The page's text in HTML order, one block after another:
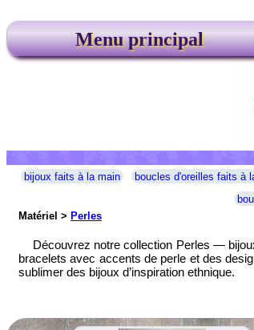
Menu principal
bijoux faits à la main boucles d'oreilles faits à
Matériel > Perles
Découvrez notre collection Perles —
bracelets avec accents de perle et des
sublimer des bijoux d’inspiration ethnique.